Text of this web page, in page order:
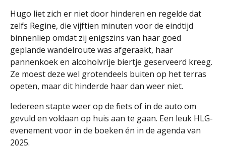
Hugo liet zich er niet door hinderen en regelde dat
zelfs Regine, die vijftien minuten voor de eindtijd
binnenliep omdat zij enigszins van haar goed
geplande wandelroute was afgeraakt, haar
pannenkoek en alcoholvrije biertje geserveerd kreeg.
Ze moest deze wel grotendeels buiten op het terras
opeten, maar dit hinderde haar dan weer niet.
Iedereen stapte weer op de fiets of in de auto om
gevuld en voldaan op huis aan te gaan. Een leuk HLG-
evenement voor in de boeken én in de agenda van
2025.